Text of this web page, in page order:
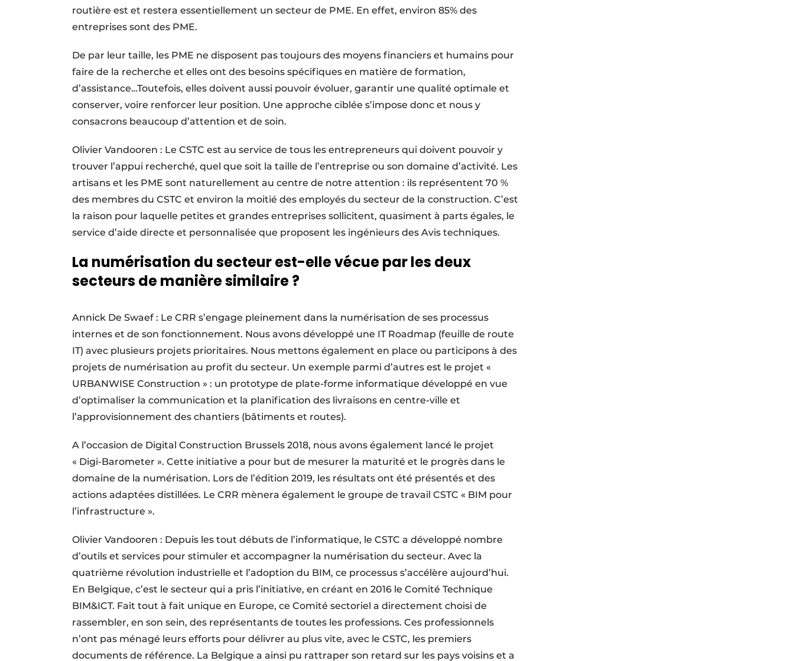
routière est et restera essentiellement un secteur de PME. En effet, environ 85% des
entreprises sont des PME.
De par leur taille, les PME ne disposent pas toujours des moyens financiers et humains pour
faire de la recherche et elles ont des besoins spécifiques en matière de formation,
d’assistance…Toutefois, elles doivent aussi pouvoir évoluer, garantir une qualité optimale et
conserver, voire renforcer leur position. Une approche ciblée s’impose donc et nous y
consacrons beaucoup d’attention et de soin.
Olivier Vandooren : Le CSTC est au service de tous les entrepreneurs qui doivent pouvoir y
trouver l’appui recherché, quel que soit la taille de l’entreprise ou son domaine d’activité. Les
artisans et les PME sont naturellement au centre de notre attention : ils représentent 70 %
des membres du CSTC et environ la moitié des employés du secteur de la construction. C’est
la raison pour laquelle petites et grandes entreprises sollicitent, quasiment à parts égales, le
service d’aide directe et personnalisée que proposent les ingénieurs des Avis techniques.
La numérisation du secteur est-elle vécue par les deux
secteurs de manière similaire ?
Annick De Swaef : Le CRR s’engage pleinement dans la numérisation de ses processus
internes et de son fonctionnement. Nous avons développé une IT Roadmap (feuille de route
IT) avec plusieurs projets prioritaires. Nous mettons également en place ou participons à des
projets de numérisation au profit du secteur. Un exemple parmi d’autres est le projet «
URBANWISE Construction » : un prototype de plate-forme informatique développé en vue
d’optimaliser la communication et la planification des livraisons en centre-ville et
l’approvisionnement des chantiers (bâtiments et routes).
A l’occasion de Digital Construction Brussels 2018, nous avons également lancé le projet
« Digi-Barometer ». Cette initiative a pour but de mesurer la maturité et le progrès dans le
domaine de la numérisation. Lors de l’édition 2019, les résultats ont été présentés et des
actions adaptées distillées. Le CRR mènera également le groupe de travail CSTC « BIM pour
l’infrastructure ».
Olivier Vandooren : Depuis les tout débuts de l’informatique, le CSTC a développé nombre
d’outils et services pour stimuler et accompagner la numérisation du secteur. Avec la
quatrième révolution industrielle et l’adoption du BIM, ce processus s’accélère aujourd’hui.
En Belgique, c’est le secteur qui a pris l’initiative, en créant en 2016 le Comité Technique
BIM&ICT. Fait tout à fait unique en Europe, ce Comité sectoriel a directement choisi de
rassembler, en son sein, des représentants de toutes les professions. Ces professionnels
n’ont pas ménagé leurs efforts pour délivrer au plus vite, avec le CSTC, les premiers
documents de référence. La Belgique a ainsi pu rattraper son retard sur les pays voisins et a